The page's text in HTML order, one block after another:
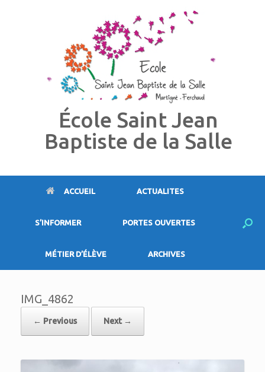
École Saint Jean
Baptiste de la Salle
ACCUEIL ACTUALITES
S’INFORMER PORTES OUVERTES
MÉTIER D’ÉLÈVE ARCHIVES
IMG_4862
← Previous Next →